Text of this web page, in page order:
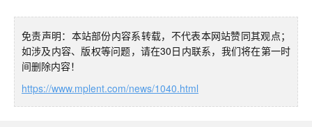
免责声明：本站部份内容系转载，不代表本网站赞同其观点；
如涉及内容、版权等问题，请在30日内联系，我们将在第一时
间删除内容！
https://www.mplent.com/news/1040.html